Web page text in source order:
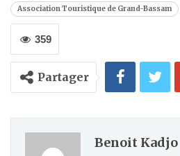
Association Touristique de Grand-Bassam
359
Partager
Benoit Kadjo